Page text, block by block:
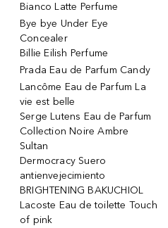
Bianco Latte Perfume
Bye bye Under Eye
Concealer
Billie Eilish Perfume
Prada Eau de Parfum Candy
Lancôme Eau de Parfum La
vie est belle
Serge Lutens Eau de Parfum
Collection Noire Ambre
Sultan
Dermocracy Suero
antienvejecimiento
BRIGHTENING BAKUCHIOL
Lacoste Eau de toilette Touch
of pink